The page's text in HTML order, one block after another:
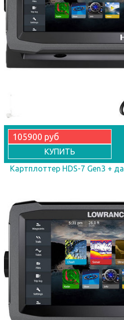
105900 руб
КУПИТЬ
Картплоттер HDS-7 Gen3 +